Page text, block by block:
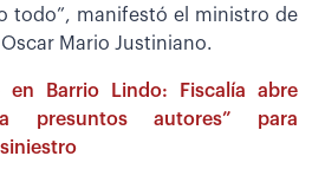
todo”, manifestó el ministro de
Mario Justiniano.
en Barrio Lindo: Fiscalía abre
presuntos autores” para